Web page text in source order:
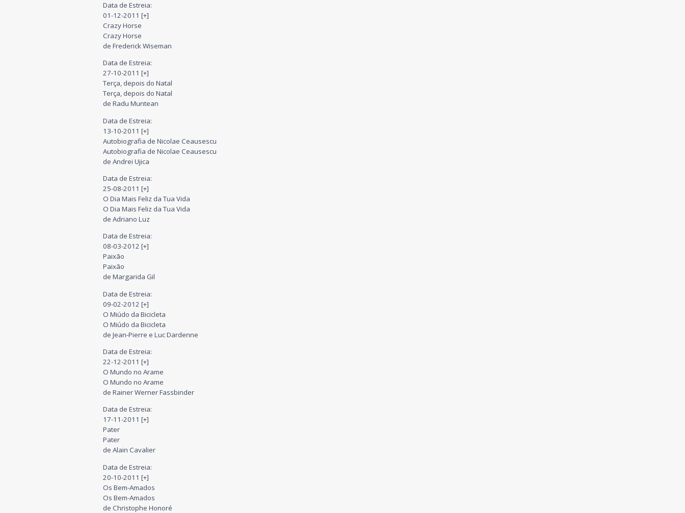
Data de Estreia:
01-12-2011 [+]
Crazy Horse
Crazy Horse
de Frederick Wiseman
Data de Estreia:
27-10-2011 [+]
Terça, depois do Natal
Terça, depois do Natal
de Radu Muntean
Data de Estreia:
13-10-2011 [+]
Autobiografia de Nicolae Ceausescu
Autobiografia de Nicolae Ceausescu
de Andrei Ujica
Data de Estreia:
25-08-2011 [+]
O Dia Mais Feliz da Tua Vida
O Dia Mais Feliz da Tua Vida
de Adriano Luz
Data de Estreia:
08-03-2012 [+]
Paixão
Paixão
de Margarida Gil
Data de Estreia:
09-02-2012 [+]
O Miúdo da Bicicleta
O Miúdo da Bicicleta
de Jean-Pierre e Luc Dardenne
Data de Estreia:
22-12-2011 [+]
O Mundo no Arame
O Mundo no Arame
de Rainer Werner Fassbinder
Data de Estreia:
17-11-2011 [+]
Pater
Pater
de Alain Cavalier
Data de Estreia:
20-10-2011 [+]
Os Bem-Amados
Os Bem-Amados
de Christophe Honoré